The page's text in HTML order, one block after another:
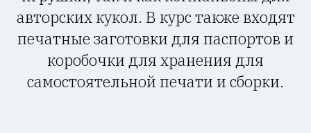
авторских кукол. В курс также входят
печатные заготовки для паспортов и
коробочки для хранения для
самостоятельной печати и сборки.